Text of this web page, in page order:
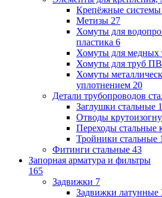
Крепёжные системы
Метизы 27
Хомуты для
пластика 6
Хомуты для медных
Хомуты для труб
Хомуты
уплотнением 20
Детали трубопроводов
Заглушки стальные
Отводы
Переходы стальные
Тройники стальные
Фитинги стальные 43
Запорная арматура и фильтры
165
Задвижки 7
Задвижки латунные